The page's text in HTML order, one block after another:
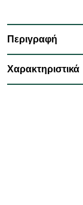
Περιγραφή
Χαρακτηριστικά